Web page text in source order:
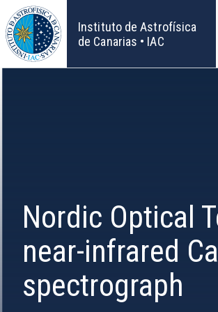
Pasar
al
contenido
principal
Instituto de Astrofísica
de Canarias • IAC
Nordic Optical
near-infrared
spectrograph